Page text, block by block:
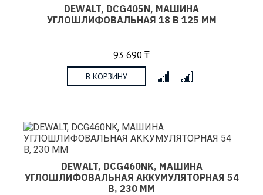
DEWALT, DCG405N, МАШИНА
УГЛОШЛИФОВАЛЬНАЯ 18 В 125 ММ
93 690 ₸
В КОРЗИНУ
DEWALT, DCG460NK, МАШИНА
УГЛОШЛИФОВАЛЬНАЯ АККУМУЛЯТОРНАЯ 54
В, 230 ММ